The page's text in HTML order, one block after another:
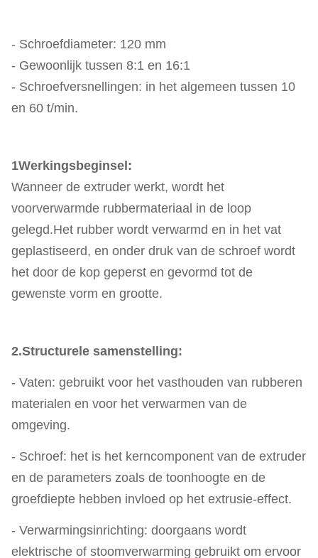
- Schroefdiameter: 120 mm
- Gewoonlijk tussen 8:1 en 16:1
- Schroefversnellingen: in het algemeen tussen 10
en 60 t/min.
1Werkingsbeginsel:
Wanneer de extruder werkt, wordt het
voorverwarmde rubbermateriaal in de loop
gelegd.Het rubber wordt verwarmd en in het vat
geplastiseerd, en onder druk van de schroef wordt
het door de kop geperst en gevormd tot de
gewenste vorm en grootte.
2.Structurele samenstelling:
- Vaten: gebruikt voor het vasthouden van rubberen
materialen en voor het verwarmen van de
omgeving.
- Schroef: het is het kerncomponent van de extruder
en de parameters zoals de toonhoogte en de
groefdiepte hebben invloed op het extrusie-effect.
- Verwarmingsinrichting: doorgaans wordt
elektrische of stoomverwarming gebruikt om ervoor